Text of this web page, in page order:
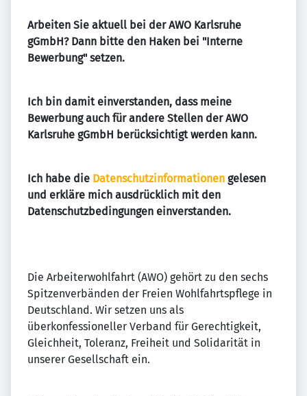
Arbeiten Sie aktuell bei der AWO Karlsruhe
gGmbH? Dann bitte den Haken bei "Interne
Bewerbung" setzen.
Ich bin damit einverstanden, dass meine
Bewerbung auch für andere Stellen der AWO
Karlsruhe gGmbH berücksichtigt werden kann.
Ich habe die Datenschutzinformationen gelesen
und erkläre mich ausdrücklich mit den
Datenschutzbedingungen einverstanden.
Die Arbeiterwohlfahrt (AWO) gehört zu den sechs
Spitzenverbänden der Freien Wohlfahrtspflege in
Deutschland. Wir setzen uns als
überkonfessioneller Verband für Gerechtigkeit,
Gleichheit, Toleranz, Freiheit und Solidarität in
unserer Gesellschaft ein.